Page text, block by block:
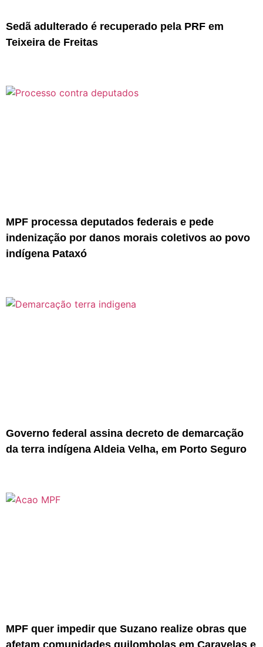
Sedã adulterado é recuperado pela PRF em
Teixeira de Freitas
MPF processa deputados federais e pede
indenização por danos morais coletivos ao povo
indígena Pataxó
Governo federal assina decreto de demarcação
da terra indígena Aldeia Velha, em Porto Seguro
MPF quer impedir que Suzano realize obras que
afetam comunidades quilombolas em Caravelas e